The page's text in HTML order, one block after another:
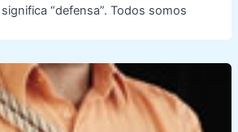
“defensa”. Todos somos